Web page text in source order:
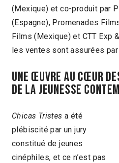
(Mexique) et co-produit par
(Espagne), Promenades
Films (Mexique) et CTT Exp
les ventes sont assurées
UNE ŒUVRE AU CŒUR
DE LA JEUNESSE
Chicas Tristes a été
plébiscité par un jury
constitué de jeunes
cinéphiles, et ce n’est pas